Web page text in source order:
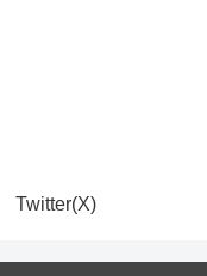
Twitter(X)